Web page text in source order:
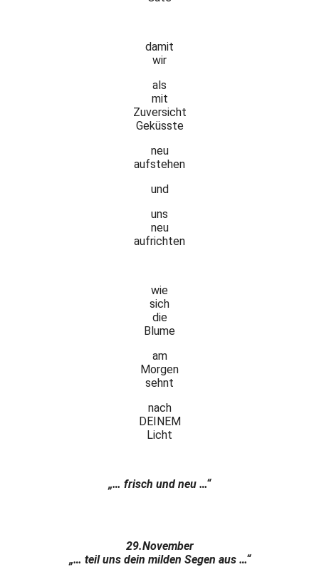
damit
wir
als
mit
Zuversicht
Geküsste
neu
aufstehen
und
uns
neu
aufrichten
wie
sich
die
Blume
am
Morgen
sehnt
nach
DEINEM
Licht
„… frisch und neu …“
29.November
„… teil uns dein milden Segen aus …“